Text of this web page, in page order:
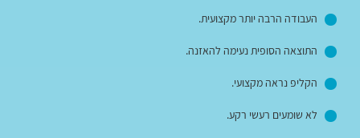
העבודה הרבה יותר מקצועית.
התוצאה הסופית נעימה להאזנה.
הקליפ נראה מקצועי.
לא שומעים רעשי רקע.